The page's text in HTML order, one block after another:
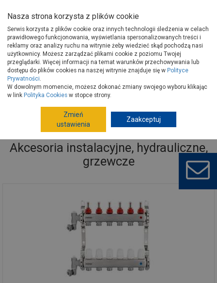
Strona główna Instalacje
Art.instalacyjne hydrauliczne
Akcesoria instalacyjne, hydrauliczne, grzewcze
Akcesoria instalacyjne, hydrauliczne,
grzewcze
Nasza strona korzysta z plików cookie
Serwis korzysta z plików cookie oraz innych technologii śledzenia w celach
prawidłowego funkcjonowania, wyświetlania spersonalizowanych treści i
reklamy oraz analizy ruchu na witrynie żeby wiedzieć skąd pochodzą nasi
użytkownicy. Możesz zarządzać plikami cookie z poziomu Twojej
przeglądarki. Więcej informacji na temat warunków przechowywania lub
dostępu do plików cookies na naszej witrynie znajduje się w Polityce
Prywatności.
W dowolnym momencie, możesz dokonać zmiany swojego wyboru klikając
w link Polityka Cookies w stopce strony.
Zmień
ustawienia
Zaakceptuj